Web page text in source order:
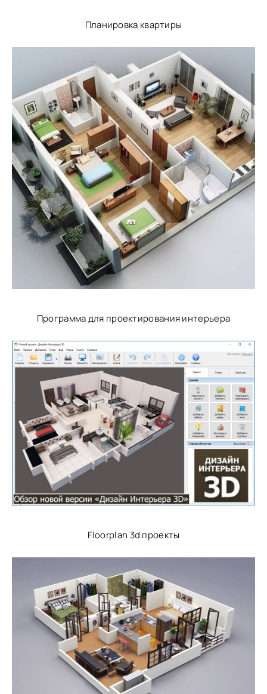
Планировка квартиры
Программа для проектирования интерьера
Floorplan 3d проекты